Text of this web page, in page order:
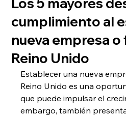
Los 5 mayores
cumplimiento al
nueva empresa o
Reino Unido
Establecer una nueva
Reino Unido es una
que puede impulsar el
embargo, también